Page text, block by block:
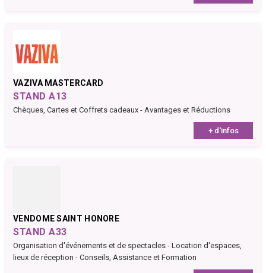
VAZIVA MASTERCARD
STAND A13
Chèques, Cartes et Coffrets cadeaux - Avantages et Réductions
+ d'infos
VENDOME SAINT HONORE
STAND A33
Organisation d'événements et de spectacles - Location d'espaces,
lieux de réception - Conseils, Assistance et Formation